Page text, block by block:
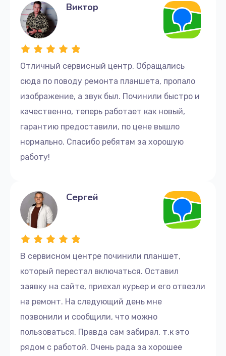
Отличный сервисный центр. Обращались
сюда по поводу ремонта планшета, пропало
изображение, а звук был. Починили быстро и
качественно, теперь работает как новый,
гарантию предоставили, по цене вышло
нормально. Спасибо ребятам за хорошую
работу!
Виктор
В сервисном центре починили планшет,
который перестал включаться. Оставил
заявку на сайте, приехал курьер и его отвезли
на ремонт. На следующий день мне
позвонили и сообщили, что можно
пользоваться. Правда сам забирал, т.к это
рядом с работой. Очень рада за хорошее
Сергей